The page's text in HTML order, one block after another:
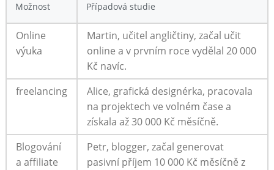
Možnost Případová⁤ studie
Online
výuka
Martin, učitel angličtiny, začal učit
online ​a⁤ v ‌prvním roce vydělal 20 000
Kč navíc.
freelancing
Alice, grafická designérka, pracovala
na projektech ve ‌volném čase a
získala až 30 000 Kč měsíčně.
Blogování
a affiliate
Petr, blogger, začal ​generovat⁤
pasivní příjem 10 000 Kč měsíčně z